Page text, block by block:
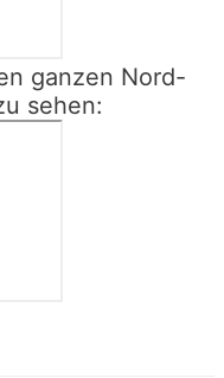
ganzen Nord-
sehen: